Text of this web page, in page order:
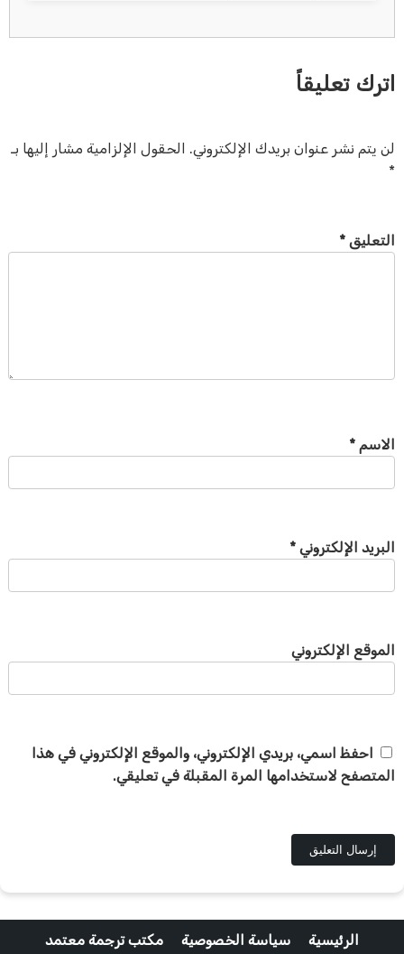
اترك تعليقاً
لن يتم نشر عنوان بريدك الإلكتروني.
الحقول الإلزامية مشار إليها بـ
*
التعليق *
الاسم *
البريد الإلكتروني *
الموقع الإلكتروني
احفظ اسمي، بريدي الإلكتروني، والموقع الإلكتروني في هذا
المتصفح لاستخدامها المرة المقبلة في تعليقي.
الرئيسية سياسة الخصوصية مكتب ترجمة معتمد